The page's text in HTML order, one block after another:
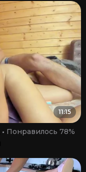
11:15
Понравилось 78%